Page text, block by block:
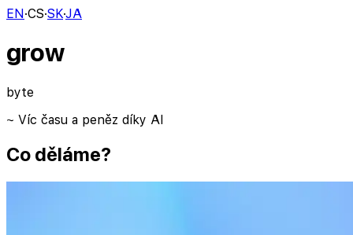
EN·CS·SK·JA
grow
byte
~ Víc času a peněz díky AI
Co děláme?